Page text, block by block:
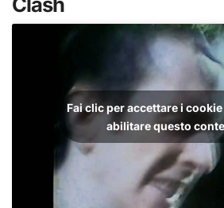
Fai clic per accettare i
abilitare questo